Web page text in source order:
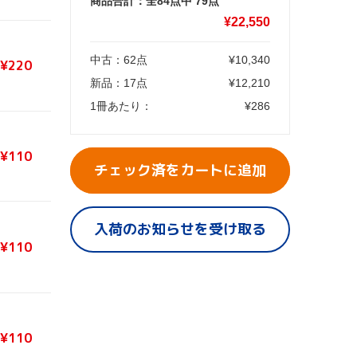
¥220
¥110
¥110
¥110
¥22,550
中古： 62点 ¥10,340
新品： 17点 ¥12,210
1冊あたり：
¥286
チェック済をカートに追加
入荷のお知らせを受け取る